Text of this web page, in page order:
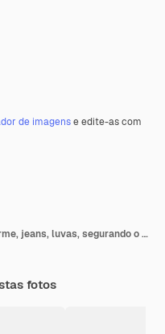
de imagense edite-as com
Construtor masculino de uniforme, jeans, luvas, segurando o capacete na mão, vista frontal.
fotos